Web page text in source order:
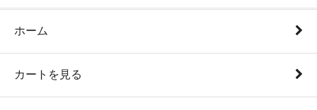
ホーム
カートを見る